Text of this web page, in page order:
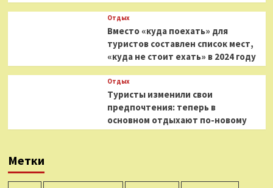
Отдых
Вместо «куда поехать» для
туристов составлен список мест,
«куда не стоит ехать» в 2024 году
Отдых
Туристы изменили свои
предпочтения: теперь в
основном отдыхают по-новому
Метки